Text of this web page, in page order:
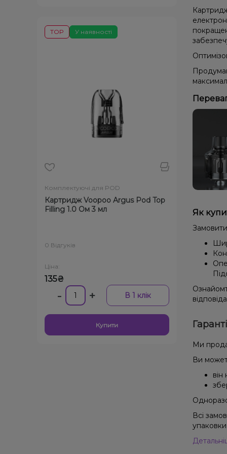
У наявності
TOP
Комплектуючі для POD
Картридж Voopoo Argus Pod Top
Filling 1.0 Ом 3 мл
0 Відгуків
Ціна:
135₴
- + В 1 клік
Купити
Як
Ми
Ви
Всі